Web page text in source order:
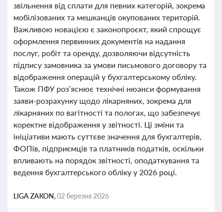
звільнення від сплати для певних категорій, зокрема
мобілізованих та мешканців окупованих територій.
Важливою новацією є законопроєкт, який спрощує
оформлення первинних документів на надання
послуг, робіт та оренду, дозволяючи відсутність
підпису замовника за умови письмового договору та
відображення операцій у бухгалтерському обліку.
Також ПФУ роз’яснює технічні нюанси формування
заяви-розрахунку щодо лікарняних, зокрема для
лікарняних по вагітності та пологах, що забезпечує
коректне відображення у звітності. Ці зміни та
ініціативи мають суттєве значення для бухгалтерів,
ФОПів, підприємців та платників податків, оскільки
впливають на порядок звітності, оподаткування та
ведення бухгалтерського обліку у 2026 році.
LIGA ZAKON,02 березня 2026